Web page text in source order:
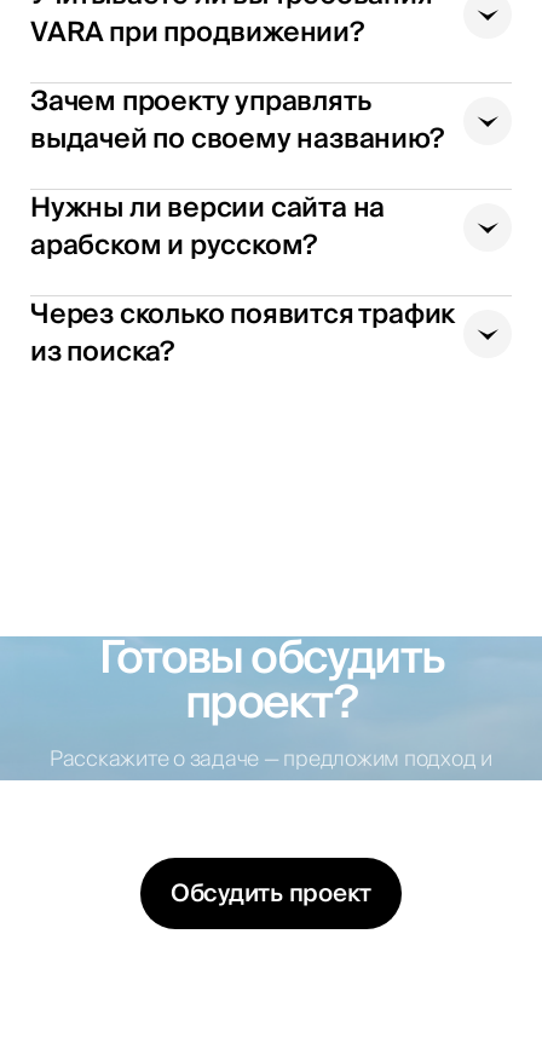
VARA при продвижении?
Зачем проекту управлять
выдачей по своему названию?
Нужны ли версии сайта на
арабском и русском?
Через сколько появится трафик
из поиска?
Готовы обсудить
проект?
Расскажите о задаче — предложим подход и
варианты решений
Обсудить проект